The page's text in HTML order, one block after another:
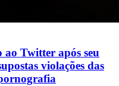
ao Twitter após seu
violações das